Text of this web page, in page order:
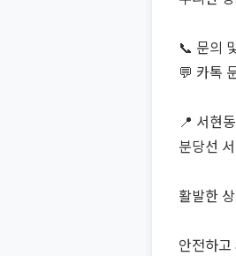
📞 문의
💬 카톡
📍 서현
분당선
활발한
안전하